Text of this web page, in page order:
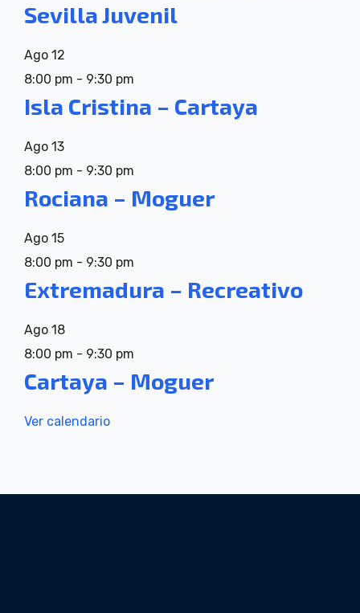
Sevilla Juvenil
Ago 12
8:00 pm - 9:30 pm
Isla Cristina – Cartaya
Ago 13
8:00 pm - 9:30 pm
Rociana – Moguer
Ago 15
8:00 pm - 9:30 pm
Extremadura – Recreativo
Ago 18
8:00 pm - 9:30 pm
Cartaya – Moguer
Ver calendario